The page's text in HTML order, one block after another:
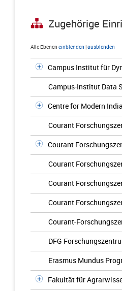
Zugehörige
Alle Ebenen einblenden |ausblenden
Campus Institut für
Campus-Institut Data
Centre for Modern
Courant
Courant
Courant
Courant
Courant
Courant-
DFG
Erasmus Mundus
Fakultät für